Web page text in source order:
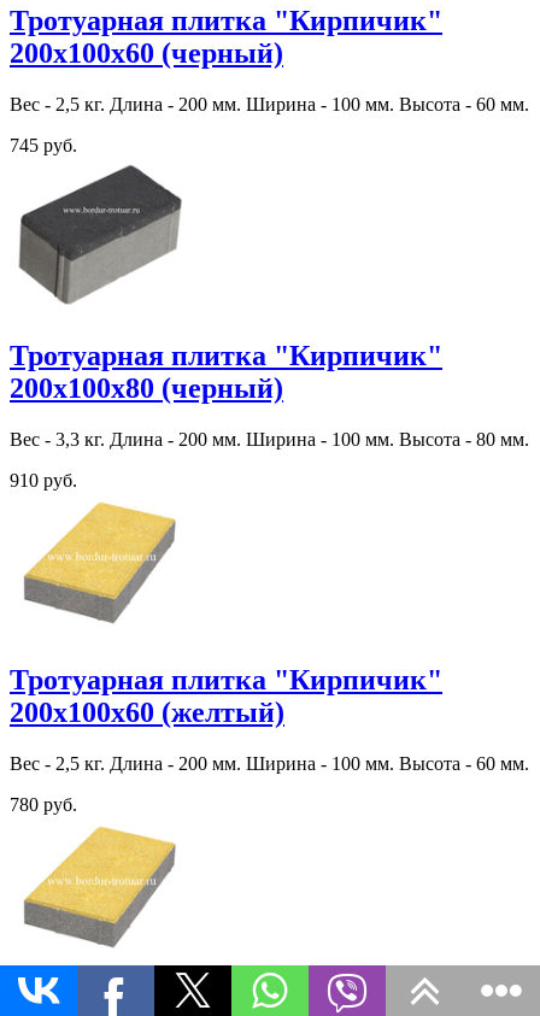
Тротуарная плитка "Кирпичик"
200х100х60 (черный)
Вес - 2,5 кг. Длина - 200 мм. Ширина - 100 мм. Высота - 60 мм.
745 руб.
Тротуарная плитка "Кирпичик"
200х100х80 (черный)
Вес - 3,3 кг. Длина - 200 мм. Ширина - 100 мм. Высота - 80 мм.
910 руб.
Тротуарная плитка "Кирпичик"
200х100х60 (желтый)
Вес - 2,5 кг. Длина - 200 мм. Ширина - 100 мм. Высота - 60 мм.
780 руб.
Тротуарная плитка "Кирпичик"